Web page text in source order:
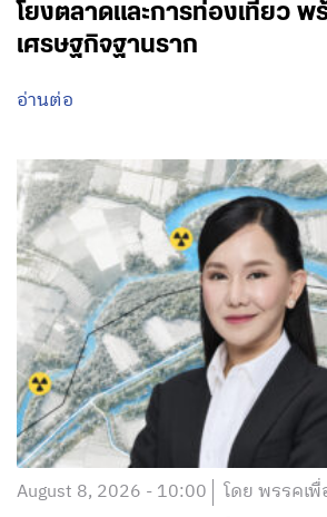
โยงตลาดและการท่องเที่ยว พ
เศรษฐกิจฐานราก
อ่านต่อ
August 8, 2026 - 10:00 โดย พรรคเพื่